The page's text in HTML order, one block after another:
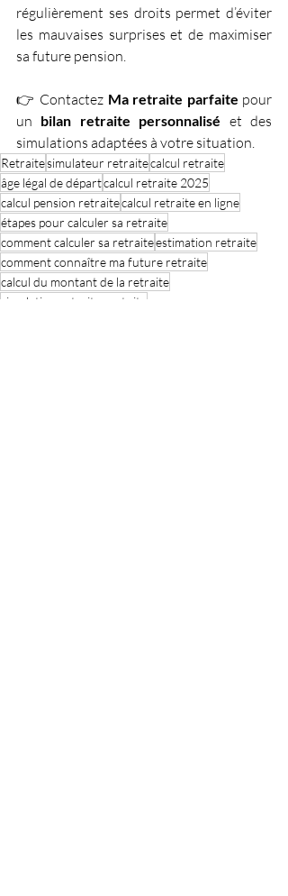
régulièrement ses droits permet d’éviter
les mauvaises surprises et de maximiser
sa future pension.
👉 Contactez Ma retraite parfaite pour
un bilan retraite personnalisé et des
simulations adaptées à votre situation.
Retraitesimulateur retraitecalcul retraite
âge légal de départcalcul retraite 2025
calcul pension retraitecalcul retraite en ligne
étapes pour calculer sa retraite
comment calculer sa retraiteestimation retraite
comment connaître ma future retraite
calcul du montant de la retraite
simulation retraite gratuite